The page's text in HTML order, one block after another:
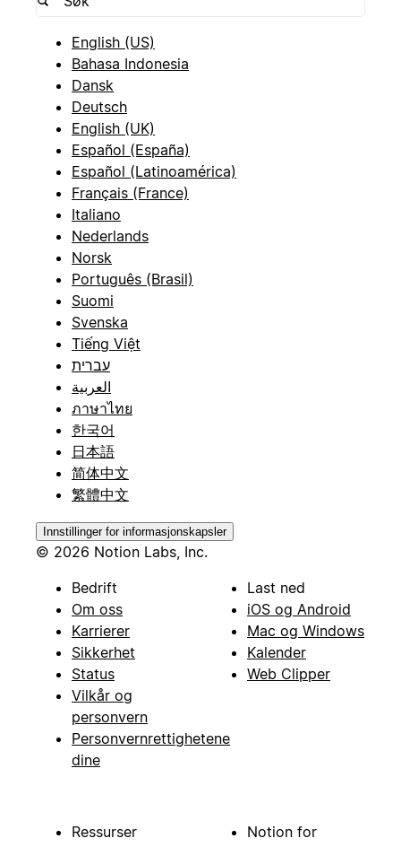
English (US)
Bahasa Indonesia
Dansk
Deutsch
English (UK)
Español (España)
Español (Latinoamérica)
Français (France)
Italiano
Nederlands
Norsk
Português (Brasil)
Suomi
Svenska
Tiếng Việt
עברית
العربية
ภาษาไทย
한국어
日本語
简体中文
繁體中文
Innstillinger for informasjonskapsler
© 2026 Notion Labs, Inc.
Bedrift
Om oss
Karrierer
Sikkerhet
Status
Vilkår og
personvern
Personvernrettighetene
dine
Last ned
iOS og Android
Mac og Windows
Kalender
Web Clipper
Ressurser
Notion for